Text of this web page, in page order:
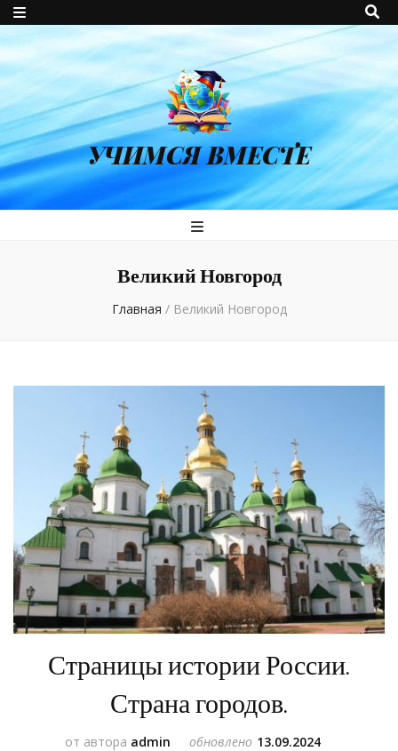
УЧИМСЯ ВМЕСТЕ
Великий Новгород
Главная / Великий Новгород
Страницы истории России.
Страна городов.
от автора admin обновлено 13.09.2024